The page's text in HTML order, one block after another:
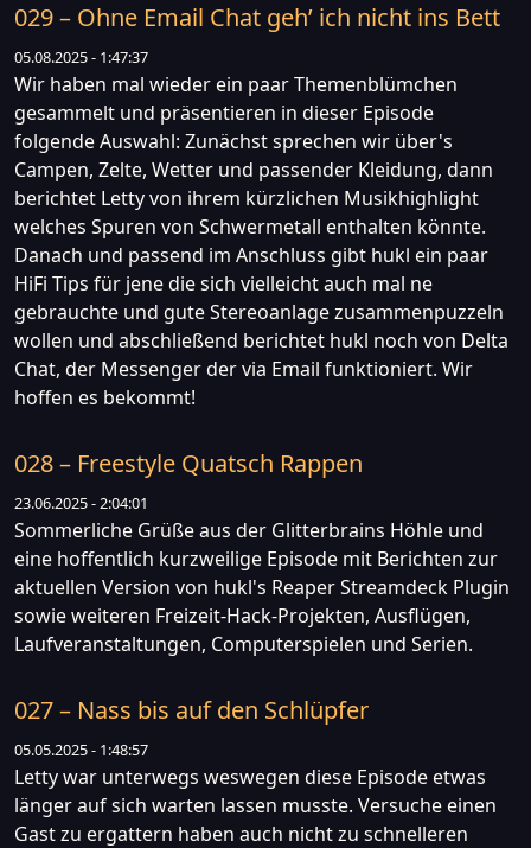
029 – Ohne Email Chat geh’ ich nicht ins Bett
05.08.2025 - 1:47:37
Wir haben mal wieder ein paar Themenblümchen
gesammelt und präsentieren in dieser Episode
folgende Auswahl: Zunächst sprechen wir über's
Campen, Zelte, Wetter und passender Kleidung, dann
berichtet Letty von ihrem kürzlichen Musikhighlight
welches Spuren von Schwermetall enthalten könnte.
Danach und passend im Anschluss gibt hukl ein paar
HiFi Tips für jene die sich vielleicht auch mal ne
gebrauchte und gute Stereoanlage zusammenpuzzeln
wollen und abschließend berichtet hukl noch von Delta
Chat, der Messenger der via Email funktioniert. Wir
hoffen es bekommt!
028 – Freestyle Quatsch Rappen
23.06.2025 - 2:04:01
Sommerliche Grüße aus der Glitterbrains Höhle und
eine hoffentlich kurzweilige Episode mit Berichten zur
aktuellen Version von hukl's Reaper Streamdeck Plugin
sowie weiteren Freizeit-Hack-Projekten, Ausflügen,
Laufveranstaltungen, Computerspielen und Serien.
027 – Nass bis auf den Schlüpfer
05.05.2025 - 1:48:57
Letty war unterwegs weswegen diese Episode etwas
länger auf sich warten lassen musste. Versuche einen
Gast zu ergattern haben auch nicht zu schnelleren